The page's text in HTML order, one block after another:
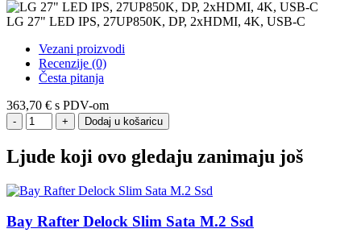
LG 27" LED IPS, 27UP850K, DP, 2xHDMI, 4K, USB-C
Vezani proizvodi
Recenzije (0)
Česta pitanja
363,70 € s PDV-om
Dodaj u košaricu
Ljude koji ovo gledaju zanimaju još
Bay Rafter Delock Slim Sata M.2 Ssd